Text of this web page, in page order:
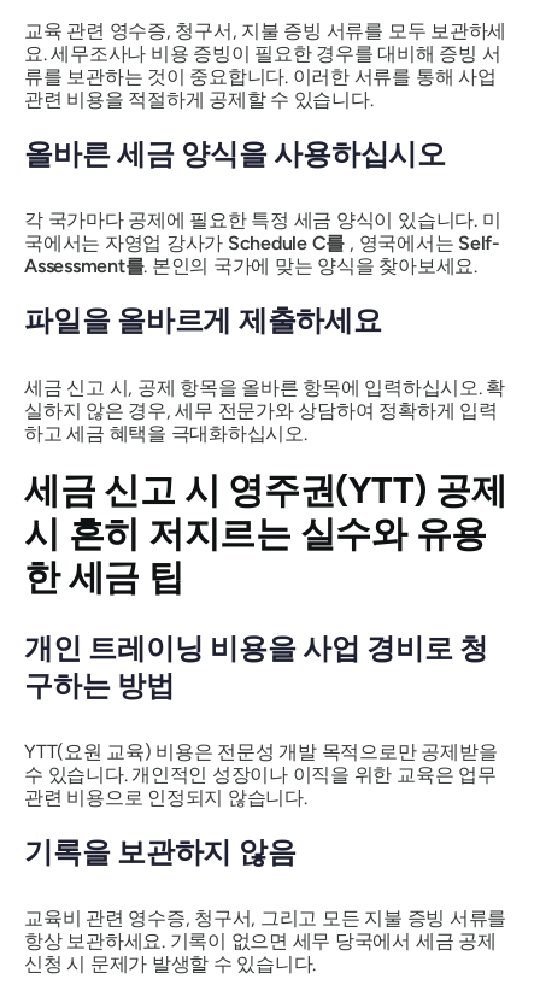
교육 관련 영수증, 청구서, 지불 증빙 서류를 모두 보관하세
요. 세무조사나 비용 증빙이 필요한 경우를 대비해 증빙 서
류를 보관하는 것이 중요합니다. 이러한 서류를 통해 사업
관련 비용을 적절하게 공제할 수 있습니다.
올바른 세금 양식을 사용하십시오
각 국가마다 공제에 필요한 특정 세금 양식이 있습니다. 미
국에서는 자영업 강사가 Schedule C를 , 영국에서는 Self-
Assessment를. 본인의 국가에 맞는 양식을 찾아보세요.
파일을 올바르게 제출하세요
세금 신고 시, 공제 항목을 올바른 항목에 입력하십시오. 확
실하지 않은 경우, 세무 전문가와 상담하여 정확하게 입력
하고 세금 혜택을 극대화하십시오.
세금 신고 시 영주권(YTT) 공제
시 흔히 저지르는 실수와 유용
한 세금 팁
개인 트레이닝 비용을 사업 경비로 청
구하는 방법
YTT(요원 교육) 비용은 전문성 개발 목적으로만 공제받을
수 있습니다. 개인적인 성장이나 이직을 위한 교육은 업무
관련 비용으로 인정되지 않습니다.
기록을 보관하지 않음
교육비 관련 영수증, 청구서, 그리고 모든 지불 증빙 서류를
항상 보관하세요. 기록이 없으면 세무 당국에서 세금 공제
신청 시 문제가 발생할 수 있습니다.